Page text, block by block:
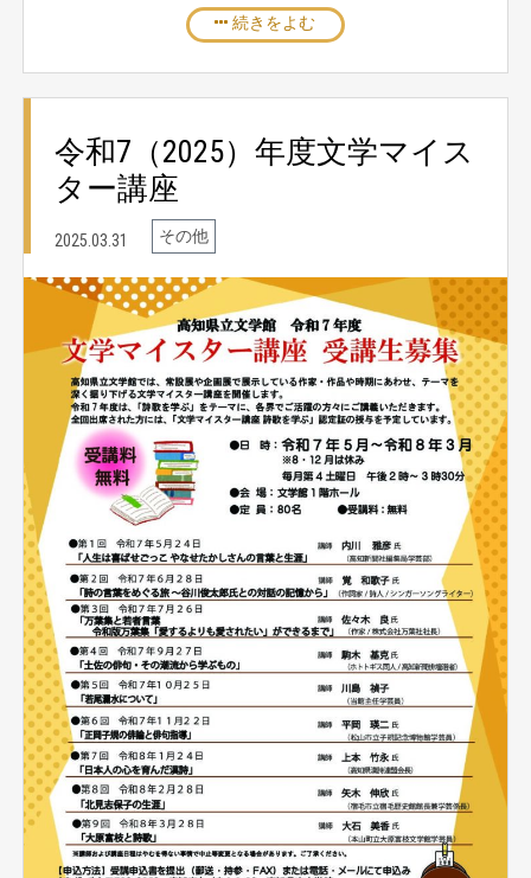
続きをよむ
令和7（2025）年度文学マイス
ター講座
2025.03.31 その他